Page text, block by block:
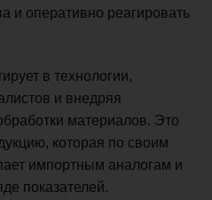
и оперативно реагировать
в технологии,
и внедряя
материалов. Это
которая по своим
импортным аналогам и
показателей.